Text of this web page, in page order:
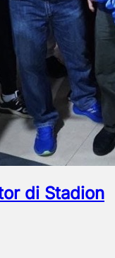
di Stadion